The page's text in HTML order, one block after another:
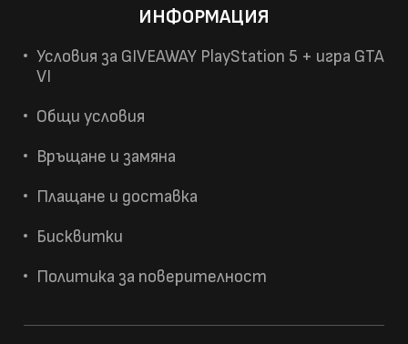
ИНФОРМАЦИЯ
Условия за GIVEAWAY PlayStation 5 + игра GTA
VI
Общи условия
Връщане и замяна
Плащане и доставка
Бисквитки
Политика за поверителност